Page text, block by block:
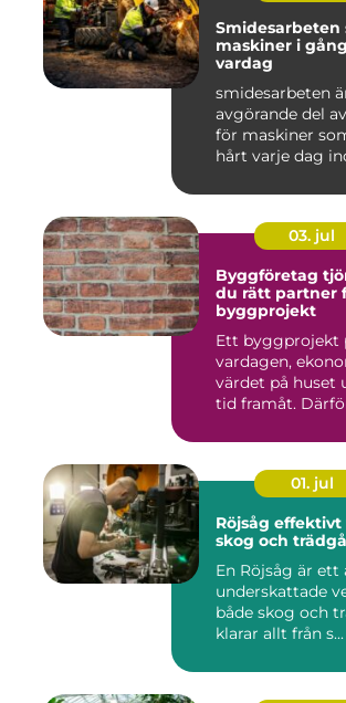
Smidesarbeten
maskiner i
vardag
smidesarbeten
avgörande del
för maskiner
hårt varje dag
03. jul
Byggföretag tjörn så
du rätt partner
byggprojekt
Ett byggprojekt
vardagen,
värdet på huset
tid framåt.
01. jul
Röjsåg effektivt verktyg för
skog och
En Röjsåg är ett
underskattade
både skog och
klarar allt från s...